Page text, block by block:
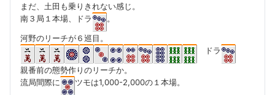
まだ、土田も乗りきれない感じ。
南３局１本場、ドラ
。
河野のリーチが６巡目。
ドラ
親番前の態勢作りのリーチか。
流局間際に
ツモは1,000-2,000の１本場。